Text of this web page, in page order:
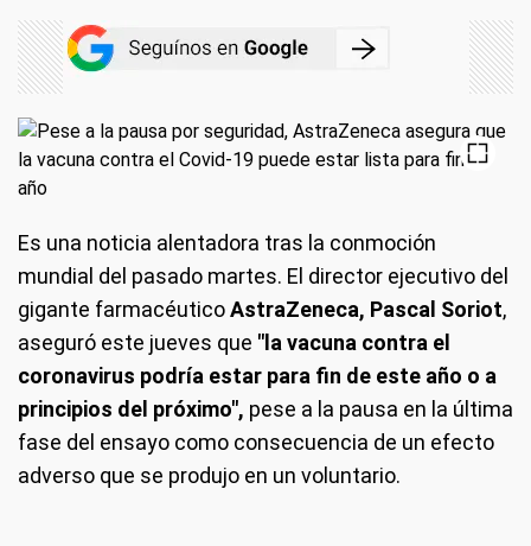
Es una noticia alentadora tras la conmoción
mundial del pasado martes. El director ejecutivo del
gigante farmacéuticoAstraZeneca, Pascal Soriot,
aseguró este jueves que "la vacuna contra el
coronavirus podría estar para fin de este año o a
principios del próximo", pese a la pausa en la última
fase del ensayo como consecuencia de un efecto
adverso que se produjo en un voluntario.